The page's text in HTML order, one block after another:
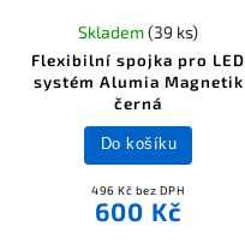
Flexibilní spojka pro LED
systém Alumia Magnetik
černá
Skladem(39 ks)
496 Kč bez DPH
600 Kč
Do košíku